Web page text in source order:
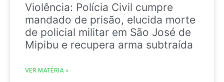
Violência: Polícia Civil cumpre
mandado de prisão, elucida morte
de policial militar em São José de
Mipibu e recupera arma subtraída
VER MATÉRIA »